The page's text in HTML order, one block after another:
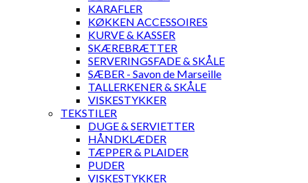
KARAFLER
KØKKEN ACCESSOIRES
KURVE & KASSER
SKÆREBRÆTTER
SERVERINGSFADE & SKÅLE
SÆBER - Savon de Marseille
TALLERKENER & SKÅLE
VISKESTYKKER
TEKSTILER
DUGE & SERVIETTER
HÅNDKLÆDER
TÆPPER & PLAIDER
PUDER
VISKESTYKKER